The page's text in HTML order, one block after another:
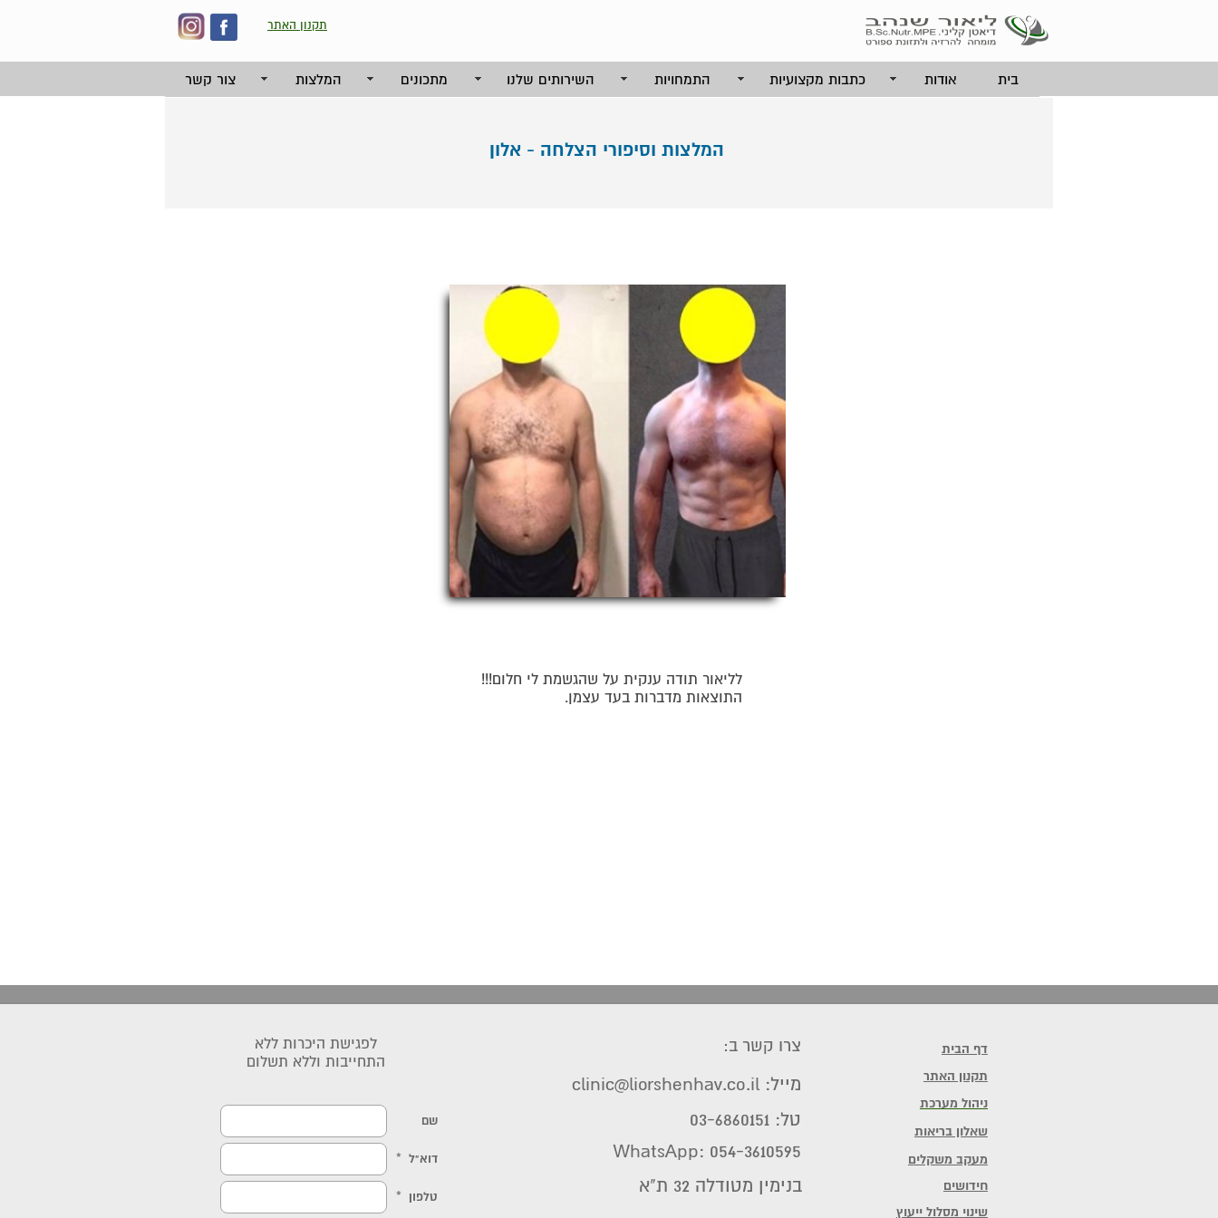
תקנון האתר
בית אודות כתבות מקצועיות התמחויות השירותים שלנו מתכונים המלצות צור קשר
המלצות וסיפורי הצלחה - אלון
לליאור תודה ענקית על שהגשמת לי חלום!!!
התוצאות מדברות בעד עצמן.
דף הבית
תקנון האתר
ניהול מערכת
שאלון בריאות
מעקב משקלים
חידושים
שינוי מסלול ייעוץ
לפגישת היכרות ללא
התחייבות וללא תשלום
בנימין מטודלה 32 ת"א
צרו קשר ב:
מייל: clinic@liorshenhav.co.il
טל: 03-6860151
WhatsApp: 054-3610595